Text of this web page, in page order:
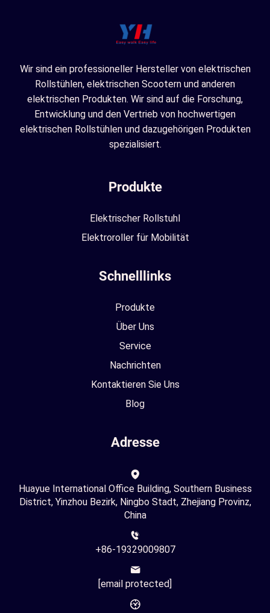
Wir sind ein professioneller Hersteller von elektrischen
Rollstühlen, elektrischen Scootern und anderen
elektrischen Produkten. Wir sind auf die Forschung,
Entwicklung und den Vertrieb von hochwertigen
elektrischen Rollstühlen und dazugehörigen Produkten
spezialisiert.
Produkte
Elektrischer Rollstuhl
Elektroroller für Mobilität
Schnelllinks
Produkte
Über Uns
Service
Nachrichten
Kontaktieren Sie Uns
Blog
Adresse
Huayue International Office Building, Southern Business
District, Yinzhou Bezirk, Ningbo Stadt, Zhejiang Provinz,
China
+86-19329009807
[email protected]